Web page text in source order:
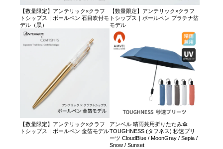
【数量限定】アンテリック×クラフ
トシップス｜ボールペン 石目吹付モ
デル（黒）
【数量限定】アンテリック×クラフ
トシップス｜ボールペン プラチナ箔
モデル
【数量限定】アンテリック×クラフ
トシップス｜ボールペン 金箔モデル
アンベル 晴雨兼用折りたたみ傘
TOUGHNESS (タフネス) 秒速プリ
ーツ CloudBlue / MoonGray / Sepia /
Snow / Sunset